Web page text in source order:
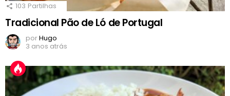
103 Partilhas
Tradicional Pão de Ló de Portugal
porHugo
3 anos atrás